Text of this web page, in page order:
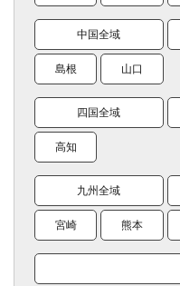
中国全域
島根 山口
四国全域
高知
九州全域
宮崎 熊本